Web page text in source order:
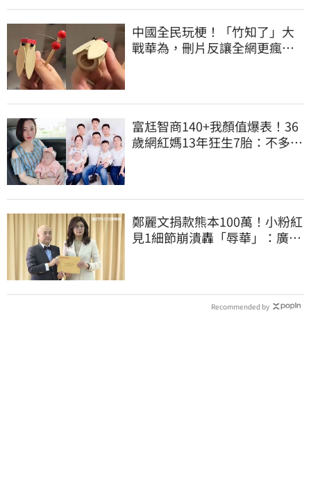
中國全民玩梗！「竹知了」大
戰華為，刪片反讓全網更瘋
富尪智商140+我顏值爆表！36
歲網紅媽13年狂生7胎：不多生
鄭麗文捐款熊本100萬！小粉紅
見1細節崩潰轟「辱華」：廣西
Recommended by